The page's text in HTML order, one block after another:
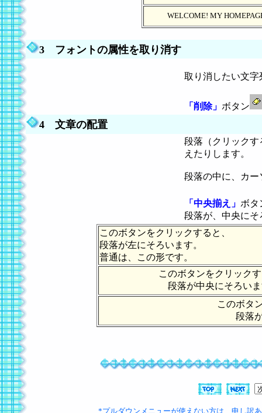
WELCOME! MY
3 フォントの属性を取り消す
取り消したい文字
「削除」 ボタン
4 文章の配置
段落（クリック
えたりします。
段落の中に、カ
「中央揃え」 ボタ
段落が、中央にそ
このボタンをクリックすると、
段落が左にそろいます。
普通は、この形です。
このボタンをクリック
段落が中央にそろい
このボタ
段落
*プルダウンメニューが使えない方は、申し訳